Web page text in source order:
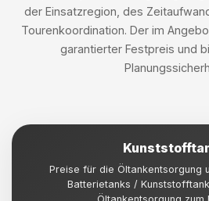
der Einsatzregion, des
Tourenkoordination. Der im
garantierter Festpreis und
Preise für die Öltankentsorgung
Batterietanks /